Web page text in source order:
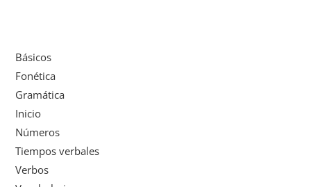
Básicos
Fonética
Gramática
Inicio
Números
Tiempos verbales
Verbos